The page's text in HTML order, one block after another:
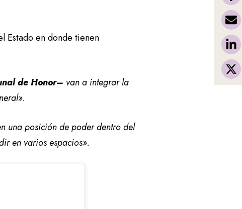
Estado en donde tienen
de Honor– van a integrar la
una posición de poder dentro del
en varios espacios».